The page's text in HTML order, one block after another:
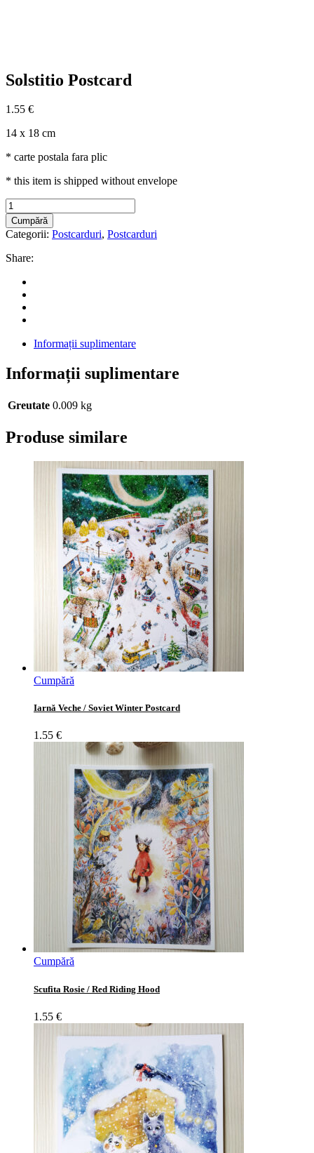
Solstitio Postcard
1.55 €
14 x 18 cm
* carte postala fara plic
* this item is shipped without envelope
Solstitio
Postcard
quantity
Cumpără
Categorii: Postcarduri, Postcarduri
Share:
Informații suplimentare
Informații suplimentare
Greutate 0.009 kg
Produse similare
Cumpără
Iarnă Veche / Soviet Winter Postcard
1.55 €
Cumpără
Scufita Rosie / Red Riding Hood
1.55 €